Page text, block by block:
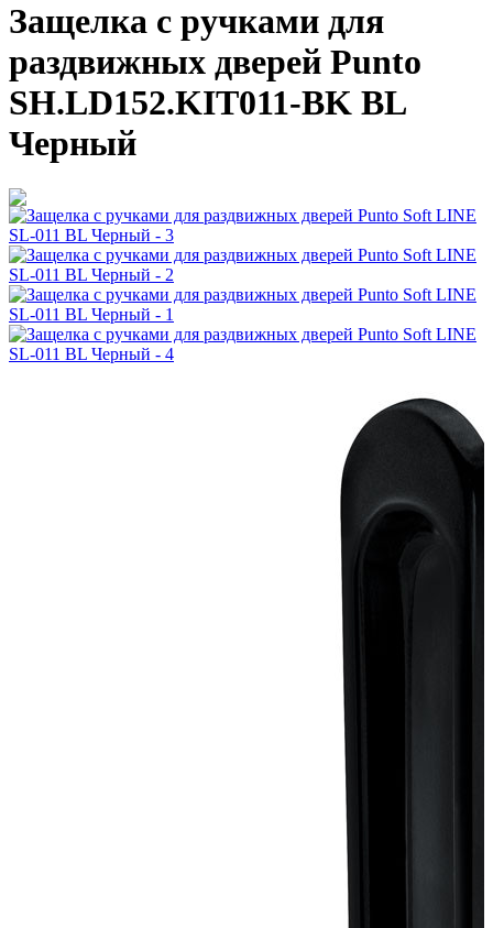
Защелка с ручками для
раздвижных дверей Punto
SH.LD152.KIT011-BK BL
Черный